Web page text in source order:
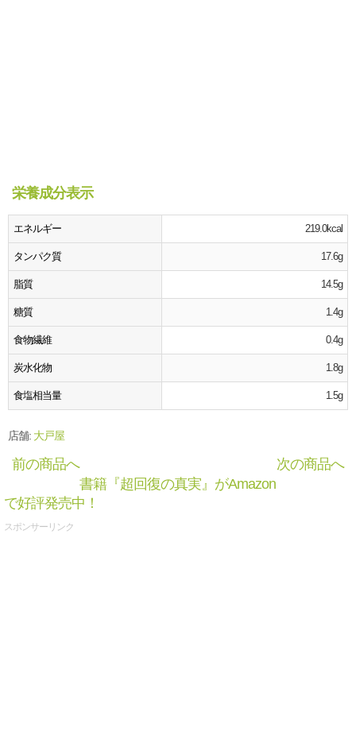
栄養成分表示
エネルギー 219.0kcal
タンパク質 17.6g
脂質 14.5g
糖質 1.4g
食物繊維 0.4g
炭水化物 1.8g
食塩相当量 1.5g
店舗: 大戸屋
前の商品へ
次の商品へ
書籍『超回復の真実』がAmazon
で好評発売中！
スポンサーリンク